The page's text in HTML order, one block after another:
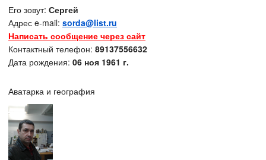
Его зовут: Сергей
Адрес e-mail: sorda@list.ru
Написать сообщение через сайт
Контактный телефон: 89137556632
Дата рождения: 06 ноя 1961 г.
Аватарка и география